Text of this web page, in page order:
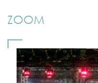
ZOOM